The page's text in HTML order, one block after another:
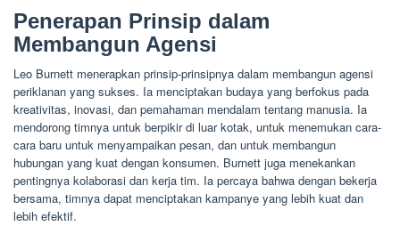
Penerapan Prinsip dalam
Membangun Agensi
Leo Burnett menerapkan prinsip-prinsipnya dalam membangun agensi
periklanan yang sukses. Ia menciptakan budaya yang berfokus pada
kreativitas, inovasi, dan pemahaman mendalam tentang manusia. Ia
mendorong timnya untuk berpikir di luar kotak, untuk menemukan cara-
cara baru untuk menyampaikan pesan, dan untuk membangun
hubungan yang kuat dengan konsumen. Burnett juga menekankan
pentingnya kolaborasi dan kerja tim. Ia percaya bahwa dengan bekerja
bersama, timnya dapat menciptakan kampanye yang lebih kuat dan
lebih efektif.